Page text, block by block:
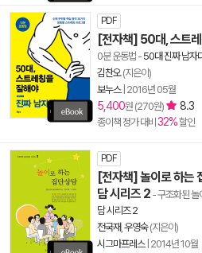
PDF
[전자책] 50대, 스트
0분 운동법 - 50대 진짜 남자
김찬오(지은이)
보누스| 2016년 05월
5,400원 (270원) 8.3
종이책 정가 대비 32%할인
PDF
[전자책] 놀이로 하는
담 시리즈 2 - 구조화된 놀
담 시리즈 2
전국재 우영숙(지은이)
시그마프레스| 2014년 10월